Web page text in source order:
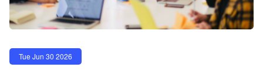
Tue Jun 30 2026